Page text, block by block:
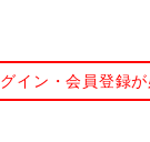
イン・会員登録